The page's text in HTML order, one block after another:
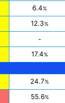
6.4%
12.3%
-
17.4%
24.7%
55.6%